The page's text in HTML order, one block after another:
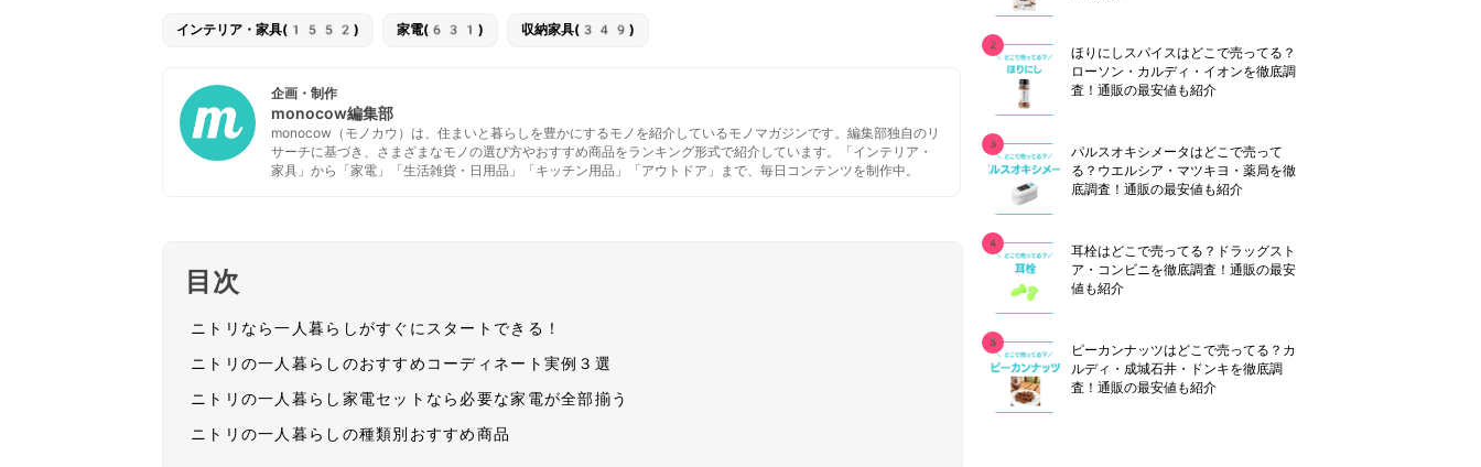
インテリア・家具(1552) 家電(631) 収納家具(349)
企画・制作
monocow編集部
monocow（モノカウ）は、住まいと暮らしを豊かにするモノを紹介しているモノマガジンです。編集部独自のリ
サーチに基づき、さまざまなモノの選び方やおすすめ商品をランキング形式で紹介しています。「インテリア・
家具」から「家電」「生活雑貨・日用品」「キッチン用品」「アウトドア」まで、毎日コンテンツを制作中。
目次
ニトリなら一人暮らしがすぐにスタートできる！
ニトリの一人暮らしのおすすめコーディネート実例３選
ニトリの一人暮らし家電セットなら必要な家電が全部揃う
ニトリの一人暮らしの種類別おすすめ商品
ほりにしスパイスはどこで売ってる？
ローソン・カルディ・イオンを徹底調
査！通販の最安値も紹介
パルスオキシメータはどこで売って
る？ウエルシア・マツキヨ・薬局を徹
底調査！通販の最安値も紹介
耳栓はどこで売ってる？ドラッグスト
ア・コンビニを徹底調査！通販の最安
値も紹介
ピーカンナッツはどこで売ってる？カ
ルディ・成城石井・ドンキを徹底調
査！通販の最安値も紹介